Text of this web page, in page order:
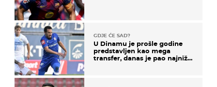
GDJE ĆE SAD?
U Dinamu je prošle godine
predstavljen kao mega
transfer, danas je pao najniže